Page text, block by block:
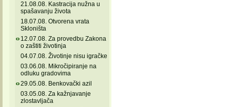
21.08.08. Kastracija nužna u
spašavanju života
18.07.08. Otvorena vrata
Skloništa
12.07.08. Za provedbu Zakona
o zaštiti životinja
04.07.08. Životinje nisu igračke
03.06.08. Mikročipiranje na
odluku gradovima
29.05.08. Benkovački azil
03.05.08. Za kažnjavanje
zlostavljača